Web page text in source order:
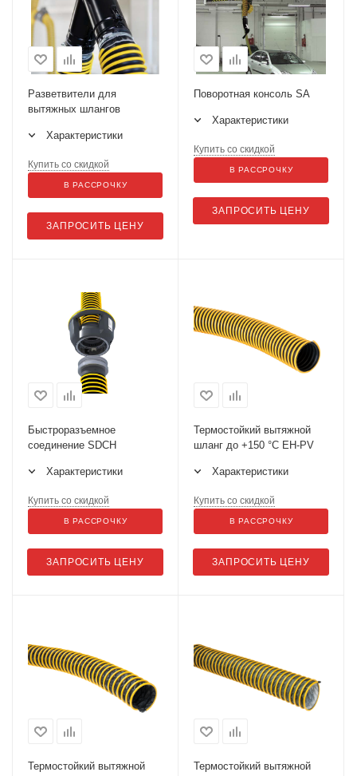
Разветвители для
вытяжных шлангов
Характеристики
ЗАПРОСИТЬ ЦЕНУ
Купить со скидкой
В РАССРОЧКУ
Поворотная консоль SA
Характеристики
ЗАПРОСИТЬ ЦЕНУ
Купить со скидкой
В РАССРОЧКУ
Быстроразъемное
соединение SDCH
Характеристики
ЗАПРОСИТЬ ЦЕНУ
Купить со скидкой
В РАССРОЧКУ
Термостойкий вытяжной
шланг до +150 °С EH-PV
Характеристики
ЗАПРОСИТЬ ЦЕНУ
Купить со скидкой
В РАССРОЧКУ
Термостойкий вытяжной
Термостойкий вытяжной